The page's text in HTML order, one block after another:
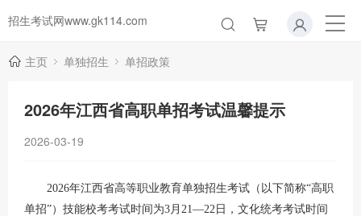
招生考试网www.gk114.com
主页 单独招生 单招政策
2026年江西省高职单招考试温馨提示
2026-03-19
2026年江西省高等职业教育单独招生考试（以下简称“高职
单招”）技能校考考试时间为3月21—22日，文化统考考试时间